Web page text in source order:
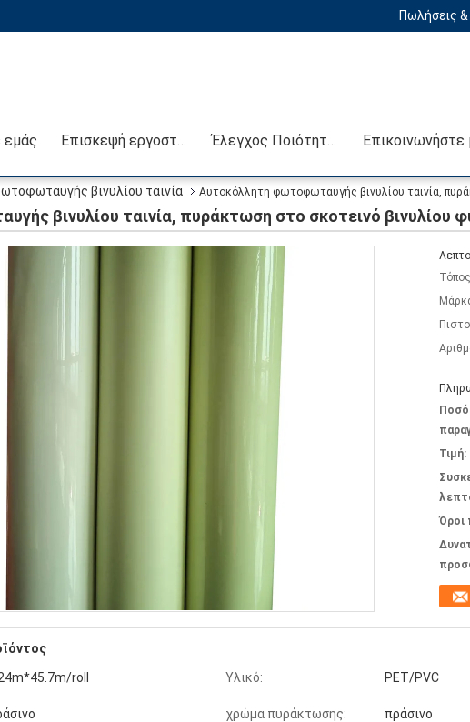
Πωλήσεις
εμάς Επισκεψή εργοστασίου Έλεγχος Ποιότητας
βινυλίου ταινία
Αυτοκόλλητη φωτοφωταυγής βινυλίου ταινία,
βινυλίου ταινία, πυράκτωση στο σκοτεινό βινυλίου
Τιμή:
Όροι
roll Υλικό: PET/PVC
χρώμα πυράκτωσης: πράσινο